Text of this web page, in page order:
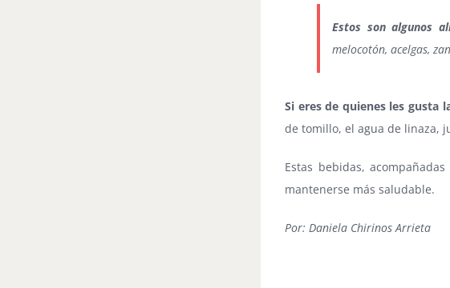
Estos son algunos
melocotón, acelgas,
Si eres de quienes les gusta
de tomillo, el agua de linaza,
Estas bebidas,
mantenerse más saludable.
Por: Daniela Chirinos Arrieta